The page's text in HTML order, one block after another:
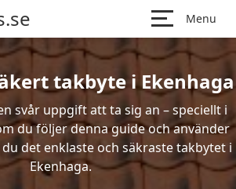
Menu
takbyte i Ekenhaga
svår uppgift att ta sig an – speciellt i
du följer denna guide och använder
det enklaste och säkraste takbytet i
Ekenhaga.